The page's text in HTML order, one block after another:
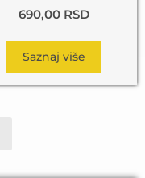
690,00 RSD
Saznaj više